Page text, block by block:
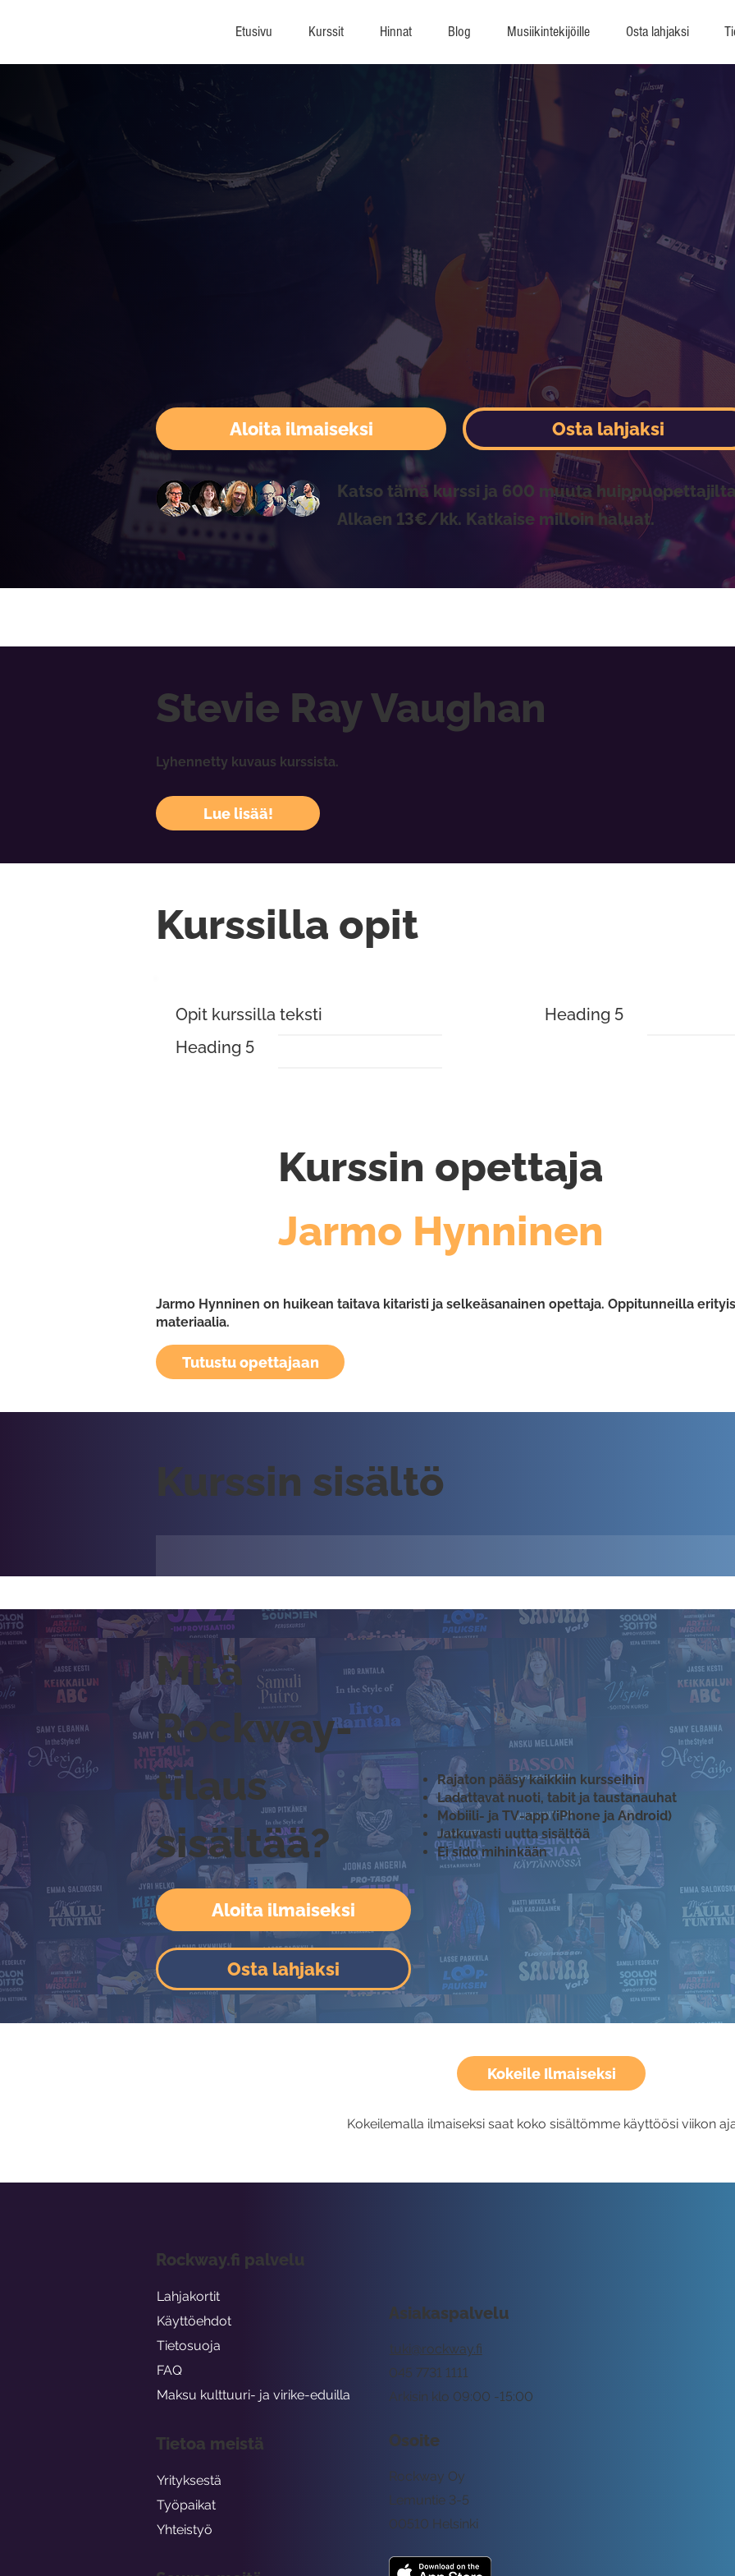
Etusivu Kurssit Hinnat Blog Musiikintekijöille Osta lahjaksi
Aloita ilmaiseksi
Katso tämä kurssi ja 600 muuta
Alkaen 13€/kk. Katkaise milloin haluat.
Osta lahjaksi
Stevie Ray Vaughan
Lyhennetty kuvaus kurssista.
Lue lisää!
Kurssilla opit
Opit kurssilla teksti
Heading 5
Heading 5
Kurssin opettaja
Jarmo Hynninen
Jarmo Hynninen on huikean taitava kitaristi ja selkeäsanainen opettaja. Oppitunneilla
materiaalia.
Tutustu opettajaan
Kurssin sisältö
Mitä
Rockway-
tilaus
sisältää?
Aloita ilmaiseksi
Osta lahjaksi
Rajaton pääsy kaikkiin kursseihin
Ladattavat nuoti, tabit ja taustanauhat
Mobiili- ja TV-app (iPhone ja Android)
Jatkuvasti uutta sisältöä
Ei sido mihinkään
Kokeile Ilmaiseksi
Kokeilemalla ilmaiseksi saat koko sisältömme käyttöösi viikon
Asiakaspalvelu
tuki@rockway.fi
Arkisin klo 09:00 -15:00
045 7731 1111
Osoite
Rockway Oy
Lemuntie 3-5
00510 Helsinki
Rockway.fi palvelu
Lahjakortit
Käyttöehdot
Tietosuoja
FAQ
Maksu kulttuuri- ja virike-eduilla
Tietoa meistä
Yrityksestä
Työpaikat
Yhteistyö